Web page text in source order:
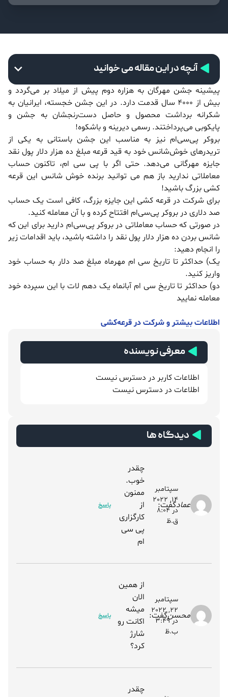
آنچه در این مقاله می خوانید
پیشینه جشن مهرگان به هزاره دوم پیش از میلاد بر می‌گردد و
بیش از ۴۰۰۰ سال قدمت دارد. در این جشن خجسته، ایرانیان به
شکرانه برداشت محصول و حاصل دست‌رنجشان به جشن و
پایکوبی می‌پرداختند. رسمی دیرینه و باشکوه!
بروکر پی‌سی‌ام نیز به مناسب این جشن باستانی به یکی از
تریدرهای خوش‌شانس خود به قید قرعه مبلغ ده هزار دلار پول نقد
جایزه مهرگانی می‌دهد. حتی اگر با پی سی ام، تاکنون حساب
معاملاتی ندارید باز هم می توانید برنده خوش شانس این قرعه
کشی بزرگ باشید!
برای شرکت در قرعه کشی این جایزه بزرگ، کافی است یک حساب
صد دلاری در بروکر پی‌سی‌ام افتتاح کرده و با آن معامله کنید.
در صورتی که حساب معاملاتی در بروکر پی‌سی‌ام دارید برای این که
شانس بردن ده هزار دلار پول نقد را داشته باشید، باید اقدامات زیر
را انجام دهید:
یک) حداکثر تا تاریخ سی ام مهرماه مبلغ صد دلار به حساب خود
واریز کنید.
دو) حداکثر تا تاریخ سی ام آبانماه یک دهم لات با این سپرده خود
معامله نمایید
اطلاعات بیشتر و شرکت در قرعه‌کشی
معرفی نویسنده
اطلاعات کاربر در دسترس نیست
اطلاعات در دسترس نیست
دیدگاه ها
عمادگفت:
سپتامبر
14, 2022
در 8:04
ق.ظ
چقدر
خوب.
ممنون
از
کارگزاری
پی سی
ام
پاسخ
محسنگفت:
سپتامبر
22, 2022
در 3:49
ب.ظ
از همین
الان
میشه
اکانت رو
شارژ
کرد؟
پاسخ
چقدر